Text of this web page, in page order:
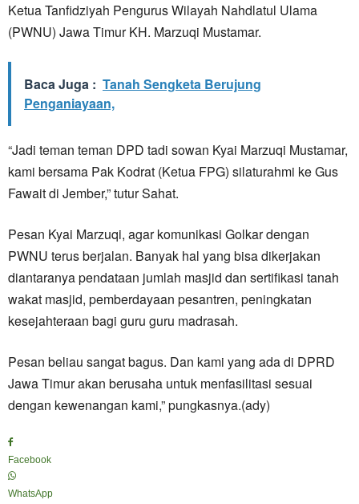
Ketua Tanfidziyah Pengurus Wilayah Nahdlatul Ulama
(PWNU) Jawa Timur KH. Marzuqi Mustamar.
Baca Juga : Tanah Sengketa Berujung
Penganiayaan,
“Jadi teman teman DPD tadi sowan Kyai Marzuqi Mustamar,
kami bersama Pak Kodrat (Ketua FPG) silaturahmi ke Gus
Fawait di Jember,” tutur Sahat.
Pesan Kyai Marzuqi, agar komunikasi Golkar dengan
PWNU terus berjalan. Banyak hal yang bisa dikerjakan
diantaranya pendataan jumlah masjid dan sertifikasi tanah
wakat masjid, pemberdayaan pesantren, peningkatan
kesejahteraan bagi guru guru madrasah.
Pesan beliau sangat bagus. Dan kami yang ada di DPRD
Jawa Timur akan berusaha untuk menfasilitasi sesuai
dengan kewenangan kami,” pungkasnya.(ady)
Facebook
WhatsApp